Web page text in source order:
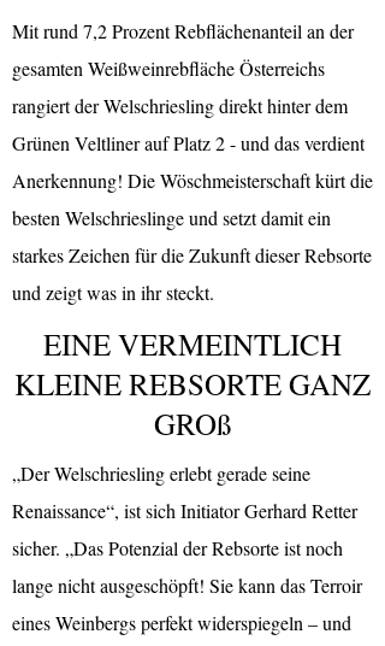
Mit rund 7,2 Prozent Rebflächenanteil an der
gesamten Weißweinrebfläche Österreichs
rangiert der Welschriesling direkt hinter dem
Grünen Veltliner auf Platz 2 - und das verdient
Anerkennung! Die Wöschmeisterschaft kürt die
besten Welschrieslinge und setzt damit ein
starkes Zeichen für die Zukunft dieser Rebsorte
und zeigt was in ihr steckt.
EINE VERMEINTLICH
KLEINE REBSORTE GANZ
GROß
„Der Welschriesling erlebt gerade seine
Renaissance“, ist sich Initiator Gerhard Retter
sicher. „Das Potenzial der Rebsorte ist noch
lange nicht ausgeschöpft! Sie kann das Terroir
eines Weinbergs perfekt widerspiegeln – und